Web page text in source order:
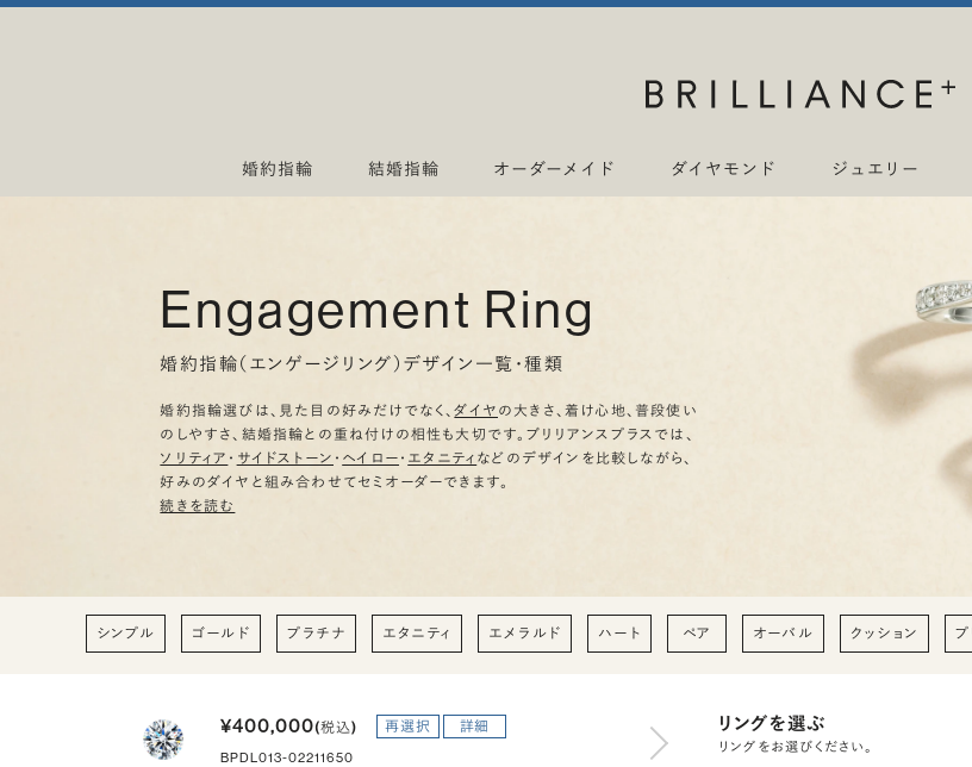
婚約指輪 結婚指輪 オーダーメイド ダイヤモンド ジュエリー
Engagement Ring
婚約指輪（エンゲージリング）デザイン一覧・種類
婚約指輪選びは、見た目の好みだけでなく、ダイヤ の大きさ、着け心地、普段使い
のしやすさ、結婚指輪との重ね付けの相性も大切です。ブリリアンスプラスでは、
ソリティア ・ サイドストーン ・ ヘイロー ・ エタニティ などのデザインを比較しながら、
好みのダイヤと組み合わせてセミオーダーできます。
続きを読む
シンプル ゴールド プラチナ エタニティ エメラルド ハート ペア オーバル クッション プ
¥400,000(税込) 再選択 詳細
BPDL013-02211650
リングを選ぶ
リングをお選びください。